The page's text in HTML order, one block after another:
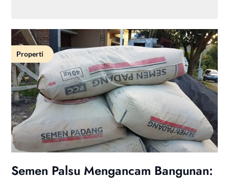
Properti
Semen Palsu Mengancam Bangunan: